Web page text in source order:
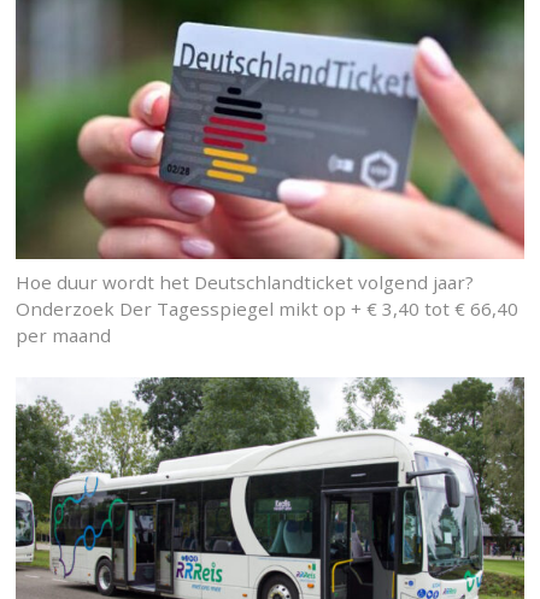
Hoe duur wordt het Deutschlandticket volgend jaar?
Onderzoek Der Tagesspiegel mikt op + € 3,40 tot € 66,40
per maand